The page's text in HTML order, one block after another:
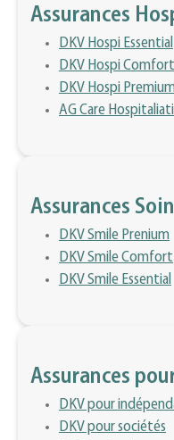
Assurances
DKV Hospi Essential
DKV Hospi Comfort
DKV Hospi
AG Care
Assurances
DKV Smile Prenium
DKV Smile Comfort
DKV Smile Essential
Assurances
DKV pour
DKV pour sociétés